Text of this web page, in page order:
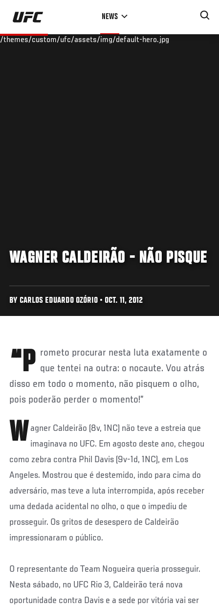
Skip
main
NEWS
/themes/custom/ufc/assets/img/default-hero.jpg
WAGNER CALDEIRÃO - NÃO PISQUE
BY CARLOS EDUARDO OZÓRIO • OCT. 11, 2012
“Prometo procurar nesta luta exatamente o que tentei na outra: o nocaute. Vou atrás
disso em todo o momento, não pisquem o olho,
pois poderão perder o momento!”
W agner Caldeirão (8v, 1NC) não teve a estreia que
imaginava no UFC. Em agosto deste ano, chegou
como zebra contra Phil Davis (9v-1d, 1NC), em Los
Angeles. Mostrou que é destemido, indo para cima do
adversário, mas teve a luta interrompida, após receber
uma dedada acidental no olho, o que o impediu de
prosseguir. Os gritos de desespero de Caldeirão
impressionaram o público.
O representante do Team Nogueira queria prosseguir.
Nesta sábado, no UFC Rio 3, Caldeirão terá nova
oportunidade contra Davis e a sede por vitória vai ser